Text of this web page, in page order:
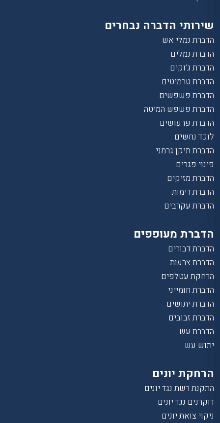
שירותי הדברה נבחרים
הדברת נמלי אש
הדברת נמלים
הדברת ג’וקים
הדברת טרמיטים
הדברת פשפשים
הדברת פשפש המיטה
הדברת פרעושים
לוכד נחשים
הדברת תיקן גרמני
פינוי פגרים
הדברת מזיקים
הדברת רימות
הדברת עקרבים
הדברת מעופפים
הדברת דבורים
הדברת צרעות
הרחקת עטלפים
הדברת חומייני
הדברת יתושים
הדברת זבובים
הדברת עש
יתוש עש
הרחקת יונים
התקנת רשת נגד יונים
דוקרנים נגד יונים
ניקוי צואת יונים